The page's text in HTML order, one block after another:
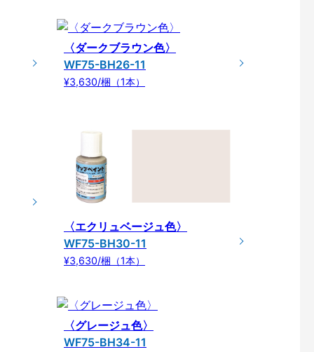
〈ダークブラウン色〉
WF75-BH26-11
¥3,630/梱（1本）
〈エクリュベージュ色〉
WF75-BH30-11
¥3,630/梱（1本）
〈グレージュ色〉
WF75-BH34-11